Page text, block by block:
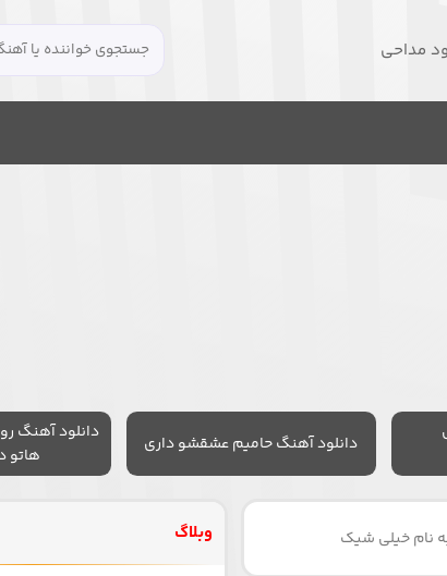
مداحی
دانلود آهنگ حامیم عشقشو داری
دانلود آهنگ
هاتو
نام خیلی شیک وبلاگ